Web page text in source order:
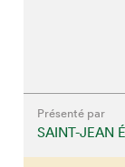
Présenté par
SAINT-JEAN